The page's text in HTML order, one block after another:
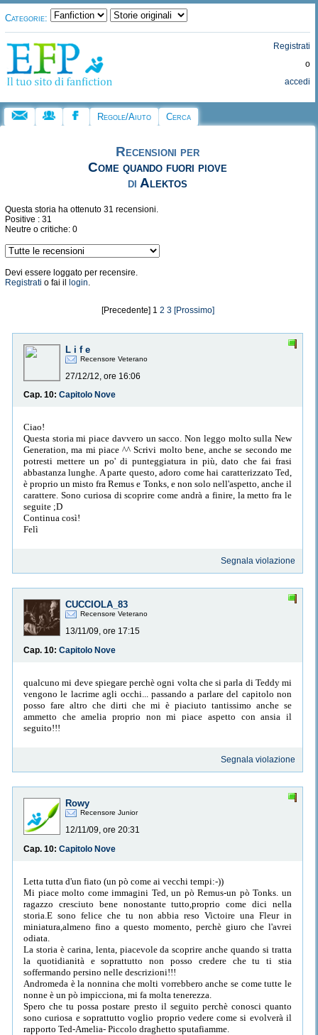
Categorie:
Registrati
o
accedi
Regole/Aiuto Cerca
Recensioni per
Come quando fuori piove
di Alektos
Questa storia ha ottenuto 31 recensioni.
Positive : 31
Neutre o critiche: 0
Devi essere loggato per recensire.
Registrati o fai il login.
[Precedente] 1 2 3 [Prossimo]
L i f e
Recensore Veterano
27/12/12, ore 16:06
Cap. 10: Capitolo Nove
Ciao!
Questa storia mi piace davvero un sacco. Non leggo molto sulla New
Generation, ma mi piace ^^ Scrivi molto bene, anche se secondo me
potresti mettere un po' di punteggiatura in più, dato che fai frasi
abbastanza lunghe. A parte questo, adoro come hai caratterizzato Ted,
è proprio un misto fra Remus e Tonks, e non solo nell'aspetto, anche il
carattere. Sono curiosa di scoprire come andrà a finire, la metto fra le
seguite ;D
Continua così!
Felì
Segnala violazione
CUCCIOLA_83
Recensore Veterano
13/11/09, ore 17:15
Cap. 10: Capitolo Nove
qualcuno mi deve spiegare perchè ogni volta che si parla di Teddy mi
vengono le lacrime agli occhi... passando a parlare del capitolo non
posso fare altro che dirti che mi è piaciuto tantissimo anche se
ammetto che amelia proprio non mi piace aspetto con ansia il
seguito!!!
Segnala violazione
Rowy
Recensore Junior
12/11/09, ore 20:31
Cap. 10: Capitolo Nove
Letta tutta d'un fiato (un pò come ai vecchi tempi:-))
Mi piace molto come immagini Ted, un pò Remus-un pò Tonks. un
ragazzo cresciuto bene nonostante tutto,proprio come dici nella
storia.E sono felice che tu non abbia reso Victoire una Fleur in
miniatura,almeno fino a questo momento, perchè giuro che l'avrei
odiata.
La storia è carina, lenta, piacevole da scoprire anche quando si tratta
la quotidianità e soprattutto non posso credere che tu ti stia
soffermando persino nelle descrizioni!!!
Andromeda è la nonnina che molti vorrebbero anche se come tutte le
nonne è un pò impicciona, mi fa molta tenerezza.
Spero che tu possa postare presto il seguito perchè conosci quanto
sono curiosa e soprattutto voglio proprio vedere come si evolverà il
rapporto Ted-Amelia- Piccolo draghetto sputafiamme.